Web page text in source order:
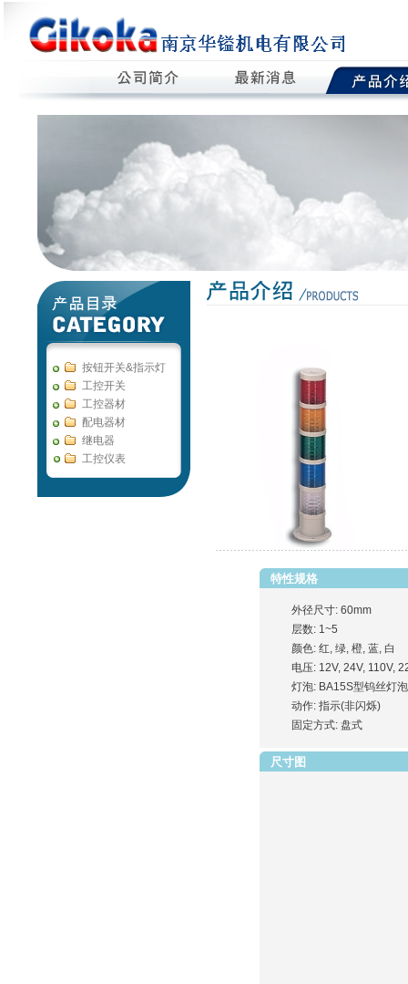
按钮开关&指示灯
工控开关
工控器材
配电器材
继电器
工控仪表
特性规格
外径尺寸: 60mm
层数: 1~5
颜色: 红, 绿, 橙, 蓝, 白
电压: 12V, 24V, 110V,
灯泡: BA15S型钨丝灯
动作: 指示(非闪烁)
固定方式: 盘式
尺寸图